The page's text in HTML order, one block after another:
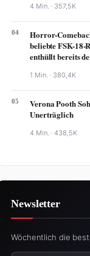
4 Min. · 357,5K
04
Horror-
beliebte FSK-18-
enthüllt bereits
1 Min. · 380,4K
05
Verona Pooth
Unerträglich
4 Min. ·438,5K
Newsletter
Wöchentlich die